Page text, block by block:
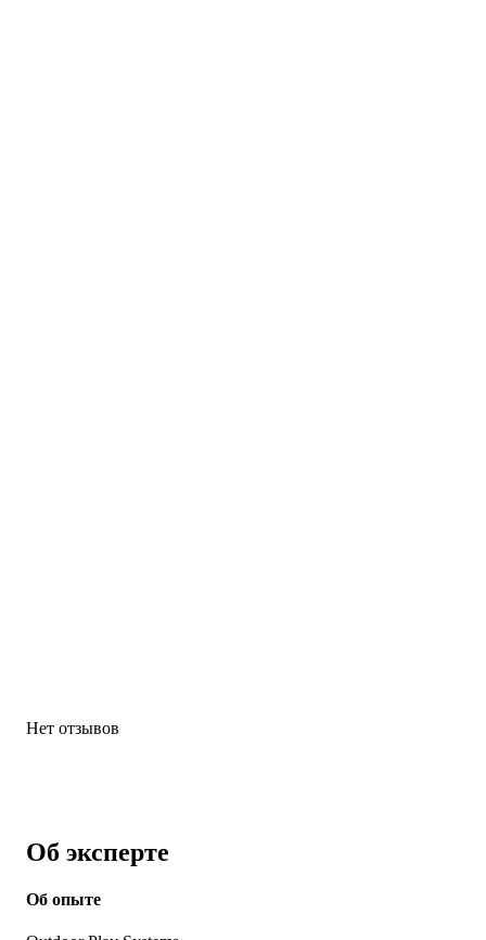
Нет отзывов
Об эксперте
Об опыте